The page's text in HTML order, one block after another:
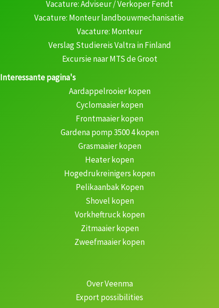
Vacature: Adviseur / Verkoper Fendt
Vacature: Monteur landbouwmechanisatie
Vacature: Monteur
Verslag Studiereis Valtra in Finland
Excursie naar MTS de Groot
Interessante pagina's
Aardappelrooier kopen
Cyclomaaier kopen
Frontmaaier kopen
Gardena pomp 3500 4 kopen
Grasmaaier kopen
Heater kopen
Hogedrukreinigers kopen
Pelikaanbak Kopen
Shovel kopen
Vorkheftruck kopen
Zitmaaier kopen
Zweefmaaier kopen
Over Veenma
Export possibilities